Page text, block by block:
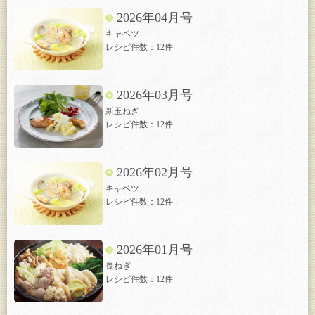
2026年04月号
キャベツ
レシピ件数：12件
2026年03月号
新玉ねぎ
レシピ件数：12件
2026年02月号
キャベツ
レシピ件数：12件
2026年01月号
長ねぎ
レシピ件数：12件